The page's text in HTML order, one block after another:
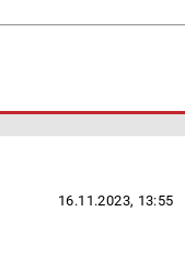
16.11.2023, 13:55